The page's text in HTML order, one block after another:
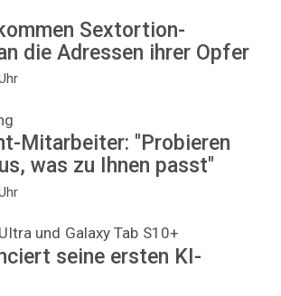
Sextortion-
die Adressen ihrer Opfer
Mitarbeiter: "Probieren
was zu Ihnen passt"
und Galaxy Tab S10+
seine ersten KI-